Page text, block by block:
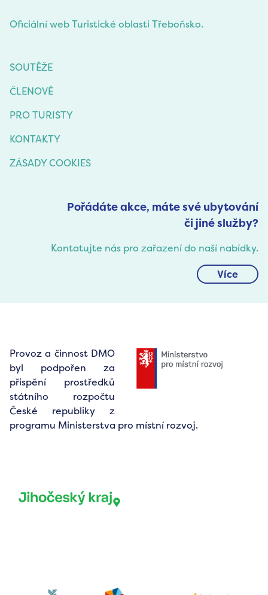
Oficiální web Turistické oblasti Třeboňsko.
SOUTĚŽE
ČLENOVÉ
PRO TURISTY
KONTAKTY
ZÁSADY COOKIES
Pořádáte akce, máte své ubytování
či jiné služby?
Kontatujte nás pro zařazení do naší nabídky.
Více
Provoz a činnost DMO
byl podpořen za
přispění prostředků
státního rozpočtu
České republiky z
programu Ministerstva pro místní rozvoj.